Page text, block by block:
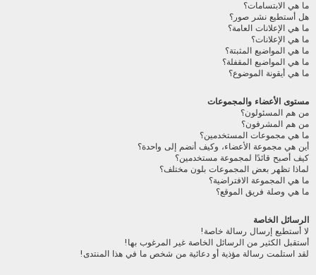
ما هي الابتسامات؟
هل أستطيع نشر صور؟
ما هي الإعلانات العامة؟
ما هي الإعلانات؟
ما هي المواضيع المثبتة؟
ما هي المواضيع المقفلة؟
ما هي أيقونة الموضوع؟
مستوى الأعضاء والمجموعات
من هم المسئولون؟
من هم المشرفون؟
ما هي مجموعات المستخدمين؟
أين هي مجموعة الأعضاء، وكيف أنضم إلى واحدة؟
كيف أصبح قائدًا لمجموعة مستخدمين؟
لماذا تظهر بعض المجموعات بلون مختلف؟
ما هي المجموعة الافتراضية؟
ما هي وصلة فريق الموقع؟
الرسائل الخاصة
لا أستطيع إرسال رسالة خاصة!
أستقبل الكثير من الرسائل الخاصة غير المرغوب بها!
لقد استلمت رسالة مؤذية أو دعائية من شخص ما في هذا المنتدى!